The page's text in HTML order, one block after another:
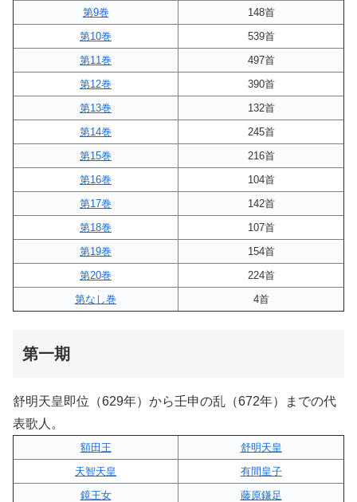
第9巻
148首
第10巻
539首
第11巻
497首
第12巻
390首
第13巻
132首
第14巻
245首
第15巻
216首
第16巻
104首
第17巻
142首
第18巻
107首
第19巻
154首
第20巻
224首
第なし巻
4首
第一期
舒明天皇即位（629年）から壬申の乱（672年）までの代
表歌人。
額田王
舒明天皇
天智天皇
有間皇子
鏡王女
藤原鎌足